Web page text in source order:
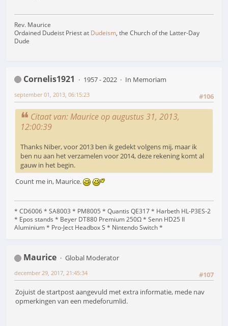
Rev. Maurice
Ordained Dudeist Priest at Dudeism, the Church of the Latter-Day
Dude
Cornelis1921 1957 - 2022
In Memoriam
#106
september 01, 2013, 06:15:23
Citaat van: Maurice op augustus 31, 2013,
12:00:39
Thanks Niber, voor 2013 ben ik gedekt volgens mij, maar ik
ben nu aan het verzamelen voor 2014, deze rekening komt al
gauw in het begin.
Count me in, Maurice.
* CD6006 * SA8003 * PM8005 * Quantis QE317 * Harbeth HL-P3ES-2
* Epos stands * Beyer DT880 Premium 250Ω * Senn HD25 II
Aluminium * Pro-Ject Headbox S * Nintendo Switch *
Maurice
Global Moderator
#107
december 29, 2017, 21:45:34
Zojuist de startpost aangevuld met extra informatie, mede nav
opmerkingen van een medeforumlid.